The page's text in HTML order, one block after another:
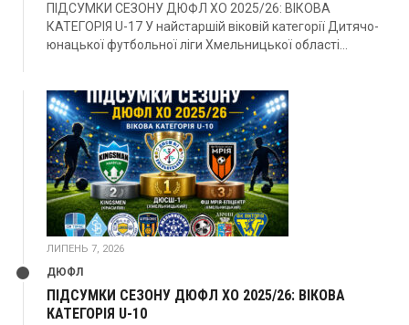
ПІДСУМКИ СЕЗОНУ ДЮФЛ ХО 2025/26: ВІКОВА
КАТЕГОРІЯ U-17 У найстаршій віковій категорії Дитячо-
юнацької футбольної ліги Хмельницької області...
ЛИПЕНЬ 7, 2026
ДЮФЛ
ПІДСУМКИ СЕЗОНУ ДЮФЛ ХО 2025/26: ВІКОВА
КАТЕГОРІЯ U-10